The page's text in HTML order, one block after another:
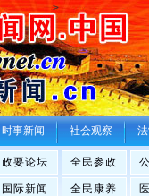
>
时事新闻 社会观察
政要论坛 全民参政
国际新闻 全民康养